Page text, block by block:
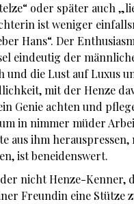
oder später auch
ist weniger
Hans“. Der
eindeutig der
und die Lust auf Luxus
mit der Henze
Genie achten und
in nimmer müder
aus ihm herauspressen,
ist beneidenswert.
nicht Henze-Kenner,
Freundin eine Stütze